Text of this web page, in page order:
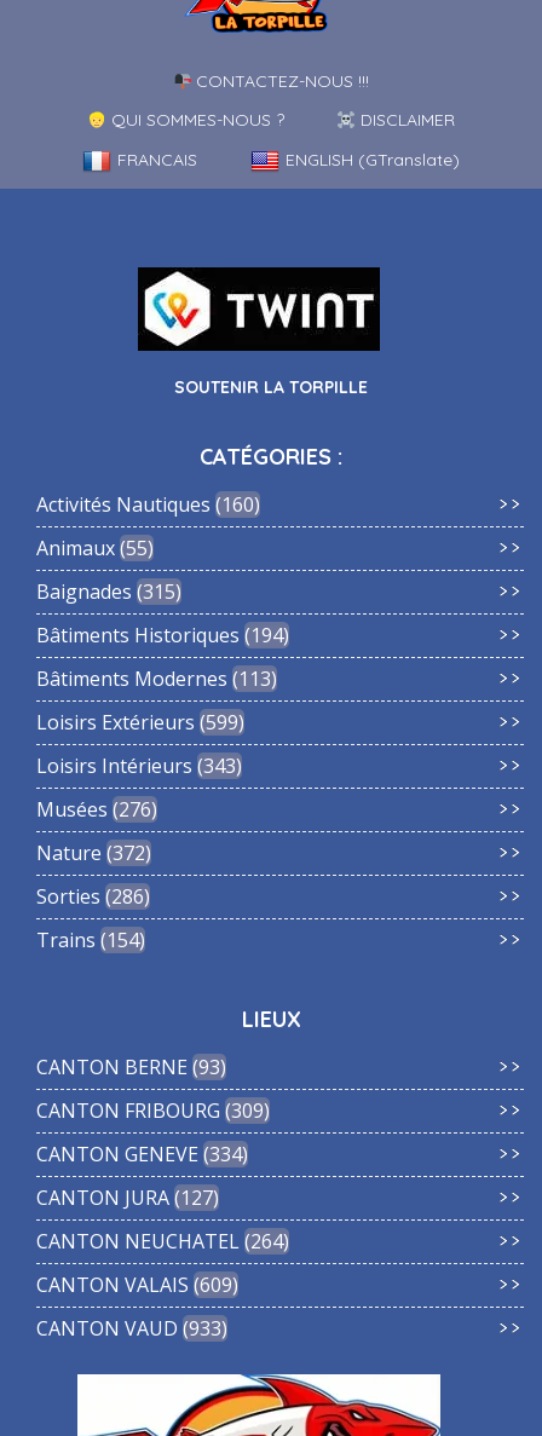
CONTACTEZ-NOUS !!!
QUI SOMMES-NOUS ?
DISCLAIMER
FRANCAIS
ENGLISH (GTranslate)
SOUTENIR LA TORPILLE
CATÉGORIES :
Activités Nautiques 160
Animaux 55
Baignades 315
Bâtiments Historiques 194
Bâtiments Modernes 113
Loisirs Extérieurs 599
Loisirs Intérieurs 343
Musées 276
Nature 372
Sorties 286
Trains 154
LIEUX
CANTON BERNE 93
CANTON FRIBOURG 309
CANTON GENEVE 334
CANTON JURA 127
CANTON NEUCHATEL 264
CANTON VALAIS 609
CANTON VAUD 933